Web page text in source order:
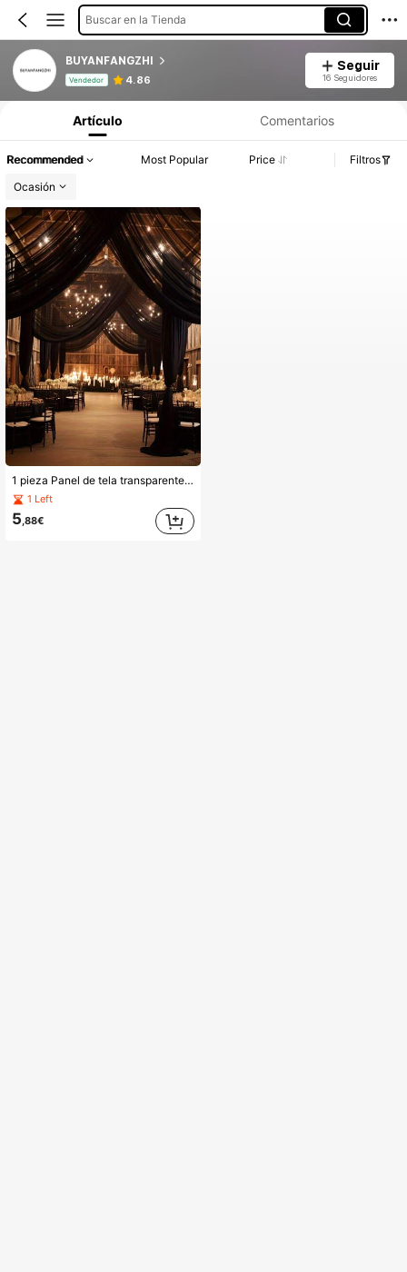
Buscar en la Tienda
BUYANFANGZHI
Vendedor 4.86
Seguir
16 Seguidores
Artículo Comentarios
Recommended Most Popular Price
Filtros
Ocasión
1 pieza Panel de tela transparente negra - 315/236x29,5 pulgadas, perfecto para decoraciones de boda y fiestas grandes, mezcla de poliéster multifuncional
1 Left
5,88€